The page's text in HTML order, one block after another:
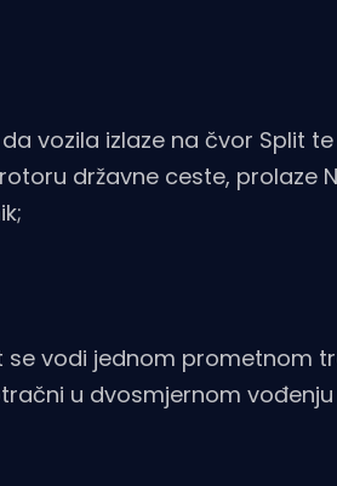
vozila izlaze na čvor Split
državne ceste, prolaze
se vodi jednom prometnom
u dvosmjernom